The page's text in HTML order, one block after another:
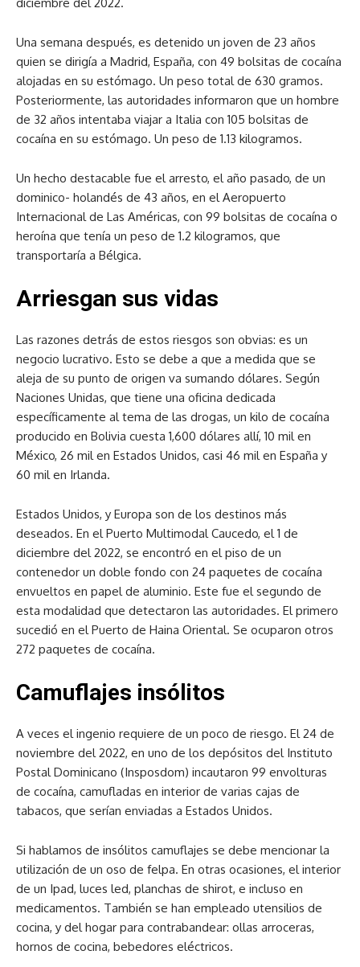
Una semana después, es detenido un joven de 23 años
quien se dirigía a Madrid, España, con 49 bolsitas de cocaína
alojadas en su estómago. Un peso total de 630 gramos.
Posteriormente, las autoridades informaron que un hombre
de 32 años intentaba viajar a Italia con 105 bolsitas de
cocaína en su estómago. Un peso de 1.13 kilogramos.
Un hecho destacable fue el arresto, el año pasado, de un
dominico- holandés de 43 años, en el Aeropuerto
Internacional de Las Américas, con 99 bolsitas de cocaína o
heroína que tenía un peso de 1.2 kilogramos, que
transportaría a Bélgica.
Arriesgan sus vidas
Las razones detrás de estos riesgos son obvias: es un
negocio lucrativo. Esto se debe a que a medida que se
aleja de su punto de origen va sumando dólares. Según
Naciones Unidas, que tiene una oficina dedicada
específicamente al tema de las drogas, un kilo de cocaína
producido en Bolivia cuesta 1,600 dólares allí, 10 mil en
México, 26 mil en Estados Unidos, casi 46 mil en España y
60 mil en Irlanda.
Estados Unidos, y Europa son de los destinos más
deseados. En el Puerto Multimodal Caucedo, el 1 de
diciembre del 2022, se encontró en el piso de un
contenedor un doble fondo con 24 paquetes de cocaína
envueltos en papel de aluminio. Este fue el segundo de
esta modalidad que detectaron las autoridades. El primero
sucedió en el Puerto de Haina Oriental. Se ocuparon otros
272 paquetes de cocaína.
Camuflajes insólitos
A veces el ingenio requiere de un poco de riesgo. El 24 de
noviembre del 2022, en uno de los depósitos del Instituto
Postal Dominicano (Insposdom) incautaron 99 envolturas
de cocaína, camufladas en interior de varias cajas de
tabacos, que serían enviadas a Estados Unidos.
Si hablamos de insólitos camuflajes se debe mencionar la
utilización de un oso de felpa. En otras ocasiones, el interior
de un Ipad, luces led, planchas de shirot, e incluso en
medicamentos. También se han empleado utensilios de
cocina, y del hogar para contrabandear: ollas arroceras,
hornos de cocina, bebedores eléctricos.